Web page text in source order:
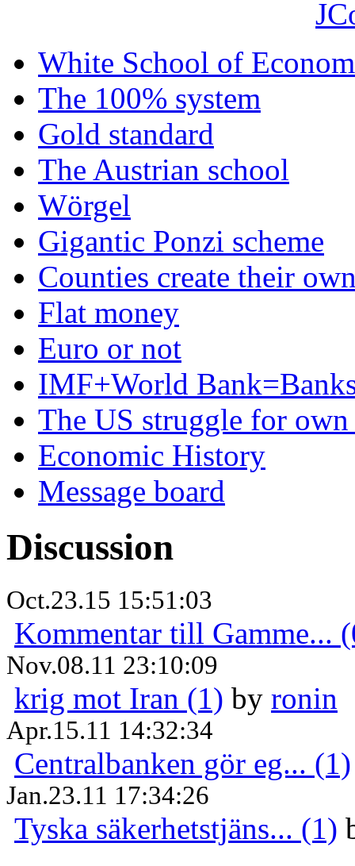
White School of
The 100% system
Gold standard
The Austrian school
Wörgel
Gigantic Ponzi scheme
Counties create their
Flat money
Euro or not
IMF+World
The US struggle for
Economic History
Message board
Discussion
Oct.23.15 15:51:03
Kommentar till Gamme...
Nov.08.11 23:10:09
krig mot Iran (1) by ronin
Apr.15.11 14:32:34
Centralbanken gör eg... (1)
Jan.23.11 17:34:26
Tyska säkerhetstjäns... (1)